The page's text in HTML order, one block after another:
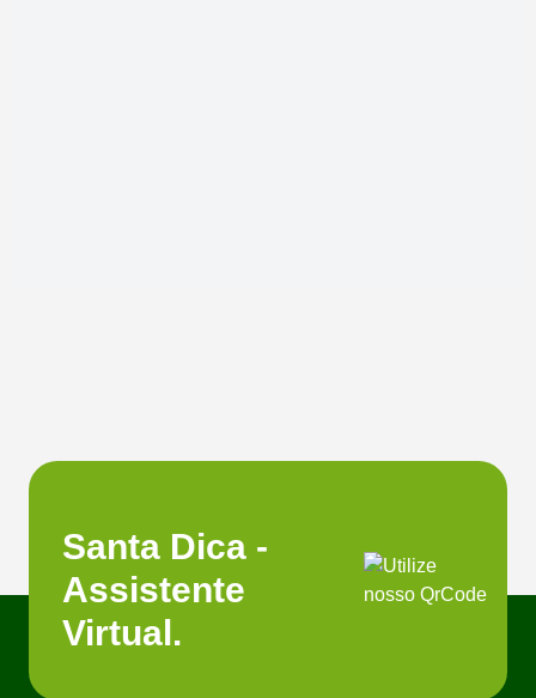
Santa Dica -
Assistente
Virtual.